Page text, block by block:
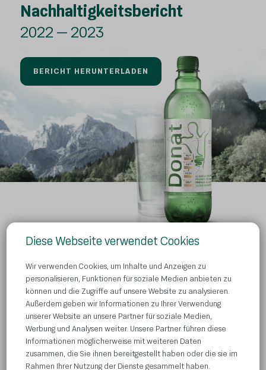
Diese Webseite verwendet Cookies
Wir verwenden Cookies, um Inhalte und Anzeigen zu
personalisieren, Funktionen für soziale Medien anbieten zu
können und die Zugriffe auf unsere Website zu analysieren.
Außerdem geben wir Informationen zu Ihrer Verwendung
unserer Website an unsere Partner für soziale Medien,
Werbung und Analysen weiter. Unsere Partner führen diese
Informationen möglicherweise mit weiteren Daten
zusammen, die Sie ihnen bereitgestellt haben oder die sie im
Rahmen Ihrer Nutzung der Dienste gesammelt haben.
Nachhaltigkeitsbericht
2022 – 2023
BERICHT HERUNTERLADEN
Nachhaltigkeitsbericht
2020 – 2021
BERICHT HERUNTERLADEN
Wo kaufen?
Datenschutzbestimmungen
Kontaktieren Sie uns
Verwendung von Cookies